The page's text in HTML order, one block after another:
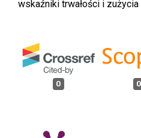
wskaźniki trwałości i zużycia
0 0